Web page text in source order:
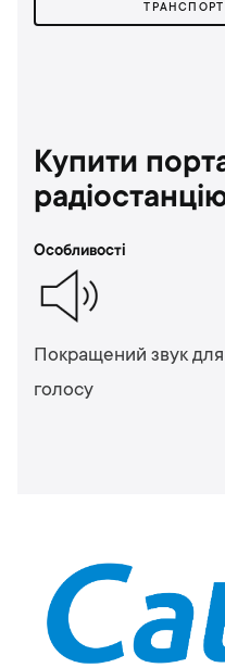
ТРАНСПОРТ
Купити
Особливості
Покращений звук для
голосу